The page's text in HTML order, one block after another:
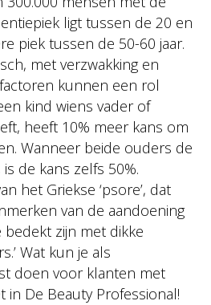
ligt tussen de 20 en
piek tussen de 50-60 jaar.
met verzwakking en
kunnen een rol
kind wiens vader of
heeft 10% meer kans om
Wanneer beide ouders de
de kans zelfs 50%.
het Griekse ‘psore’, dat
van de aandoening
zijn met dikke
Wat kun je als
doen voor klanten met
in De Beauty Professional!